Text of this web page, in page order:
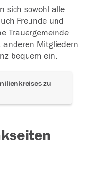
sich sowohl alle
Freunde und
Trauergemeinde
Mitgliedern
bequem ein.
zu